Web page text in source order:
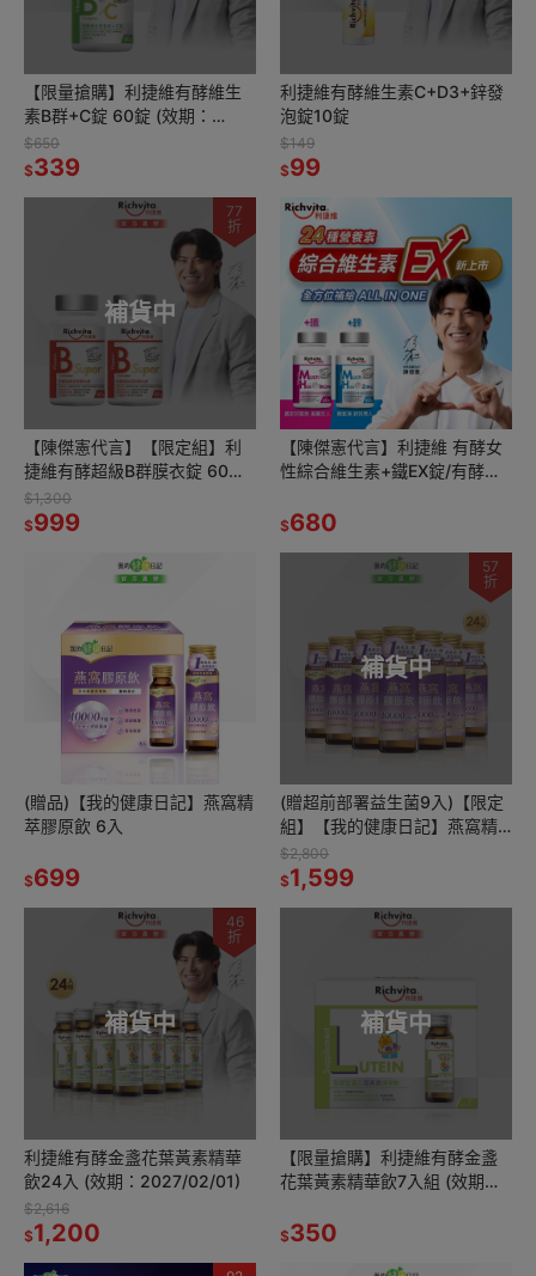
【限量搶購】利捷維有酵維生
素B群+C錠 60錠 (效期：
2026/11/01)
$650
$339
利捷維有酵維生素C+D3+鋅發
泡錠10錠
$149
$99
補貨中
77
折
【陳傑憲代言】【限定組】利
捷維有酵超級B群膜衣錠 60錠
2件組
$1,300
$999
【陳傑憲代言】利捷維 有酵女
性綜合維生素+鐵EX錠/有酵男
$680
(贈品)【我的健康日記】燕窩精
萃膠原飲 6入
$699
補貨中
57
折
(贈超前部署益生菌9入)【限定
組】【我的健康日記】燕窩精
萃膠原飲24入
$2,800
$1,599
補貨中
46
折
利捷維有酵金盞花葉黃素精華
飲24入 (效期：2027/02/01)
$2,616
$1,200
補貨中
【限量搶購】利捷維有酵金盞
花葉黃素精華飲7入組 (效期：
$350